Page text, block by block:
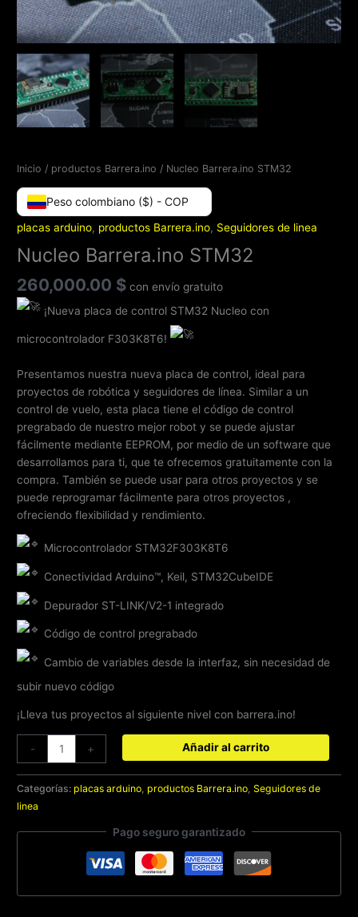
Inicio / productos Barrera.ino / Nucleo Barrera.ino STM32
Peso colombiano ($) - COP
placas arduino, productos Barrera.ino, Seguidores de linea
Nucleo Barrera.ino STM32
260,000.00 $ con envío gratuito
¡Nueva placa de control STM32 Nucleo con
microcontrolador F303K8T6!
Presentamos nuestra nueva placa de control, ideal para
proyectos de robótica y seguidores de línea. Similar a un
control de vuelo, esta placa tiene el código de control
pregrabado de nuestro mejor robot y se puede ajustar
fácilmente mediante EEPROM, por medio de un software que
desarrollamos para ti, que te ofrecemos gratuitamente con la
compra. También se puede usar para otros proyectos y se
puede reprogramar fácilmente para otros proyectos ,
ofreciendo flexibilidad y rendimiento.
Microcontrolador STM32F303K8T6
Conectividad Arduino™, Keil, STM32CubeIDE
Depurador ST-LINK/V2-1 integrado
Código de control pregrabado
Cambio de variables desde la interfaz, sin necesidad de
subir nuevo código
¡Lleva tus proyectos al siguiente nivel con barrera.ino!
- + Añadir al carrito
Categorías: placas arduino productos Barrera.ino ,Seguidores de
linea
Pago seguro garantizado